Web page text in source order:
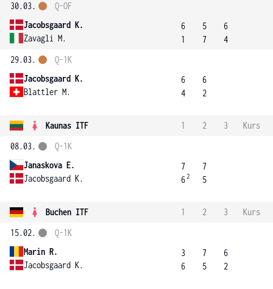
30.03.
Jacobsgaard K.
Zavagli M.
Q-OF
6
1
5
7
6
4
29.03.
Jacobsgaard K.
Blattler M.
Q-1K
6
4
6
2
Kaunas ITF 1 2 3
Kurs
08.03.
Janaskova E.
Jacobsgaard K.
Q-1K
7
62
7
5
Buchen ITF 1 2 3
Kurs
15.02.
Marin R.
Jacobsgaard K.
Q-1K
3
6
7
5
6
2